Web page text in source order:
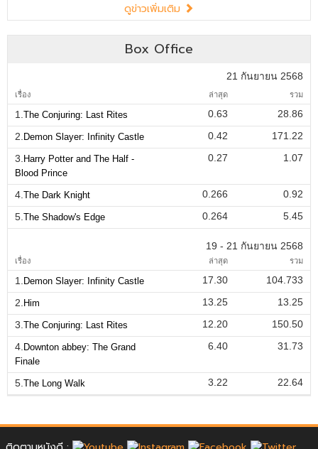
ดูข่าวเพิ่มเติม
Box Office
21 กันยายน 2568
เรื่อง ล่าสุด รวม
1. The Conjuring: Last Rites 0.63
28.86
2. Demon Slayer: Infinity Castle 0.42
171.22
3. Harry Potter and The Half -
Blood Prince
0.27 1.07
4. The Dark Knight 0.266
0.92
5. The Shadow's Edge 0.264 5.45
19 - 21 กันยายน 2568
เรื่อง ล่าสุด รวม
1. Demon Slayer: Infinity Castle 17.30
104.733
2. Him 13.25
13.25
3. The Conjuring: Last Rites 12.20
150.50
4. Downton abbey: The Grand
Finale
6.40 31.73
5. The Long Walk 3.22 22.64